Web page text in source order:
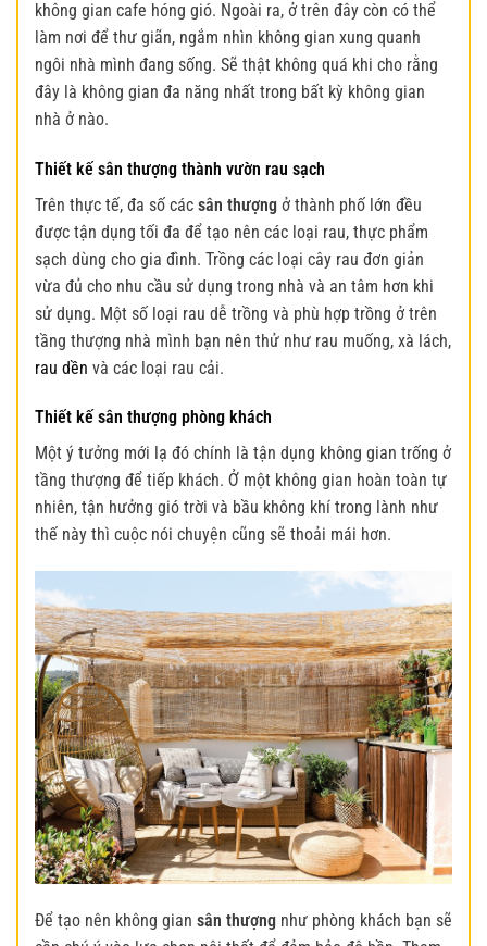
không gian cafe hóng gió. Ngoài ra, ở trên đây còn có thể
làm nơi để thư giãn, ngắm nhìn không gian xung quanh
ngôi nhà mình đang sống. Sẽ thật không quá khi cho rằng
đây là không gian đa năng nhất trong bất kỳ không gian
nhà ở nào.
Thiết kế sân thượng thành vườn rau sạch
Trên thực tế, đa số các sân thượng ở thành phố lớn đều
được tận dụng tối đa để tạo nên các loại rau, thực phẩm
sạch dùng cho gia đình. Trồng các loại cây rau đơn giản
vừa đủ cho nhu cầu sử dụng trong nhà và an tâm hơn khi
sử dụng. Một số loại rau dễ trồng và phù hợp trồng ở trên
tầng thượng nhà mình bạn nên thử như rau muống, xà lách,
rau dền và các loại rau cải.
Thiết kế sân thượng phòng khách
Một ý tưởng mới lạ đó chính là tận dụng không gian trống ở
tầng thượng để tiếp khách. Ở một không gian hoàn toàn tự
nhiên, tận hưởng gió trời và bầu không khí trong lành như
thế này thì cuộc nói chuyện cũng sẽ thoải mái hơn.
Để tạo nên không gian sân thượng như phòng khách bạn sẽ